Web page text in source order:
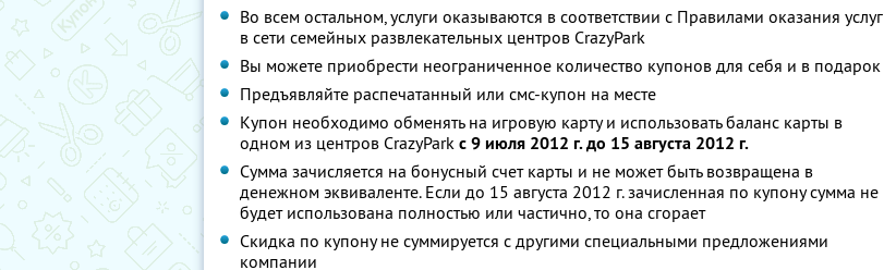
Во всем остальном, услуги оказываются в соответствии с Правилами оказания услуг
в сети семейных развлекательных центров СrazyPark
Вы можете приобрести неограниченное количество купонов для себя и в подарок
Предъявляйте распечатанный или смс-купон на месте
Купон необходимо обменять на игровую карту и использовать баланс карты в
одном из центров CrazyPark с 9 июля 2012 г. до 15 августа 2012 г.
Сумма зачисляется на бонусный счет карты и не может быть возвращена в
денежном эквиваленте. Если до 15 августа 2012 г. зачисленная по купону сумма не
будет использована полностью или частично, то она сгорает
Скидка по купону не суммируется с другими специальными предложениями
компании